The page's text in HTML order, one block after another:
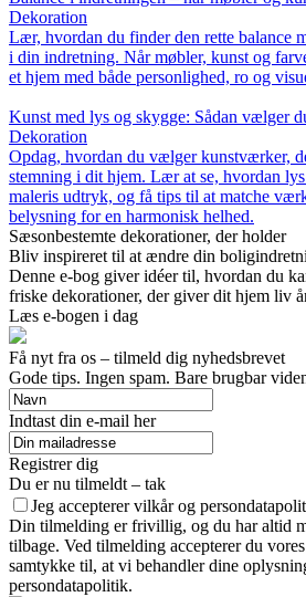
Dekoration
Lær, hvordan du finder den rette balance
i din indretning. Når møbler, kunst og
et hjem med både personlighed, ro og
Kunst med lys og skygge: Sådan vælger
Dekoration
Opdag, hvordan du vælger kunstværker,
stemning i dit hjem. Lær at se, hvordan
maleris udtryk, og få tips til at matche
belysning for en harmonisk helhed.
Sæsonbestemte dekorationer, der holder
Bliv inspireret til at ændre din
Denne e-bog giver idéer til, hvordan du
friske dekorationer, der giver dit hjem liv
Læs e-bogen i dag
Få nyt fra os – tilmeld dig nyhedsbrevet
Gode tips. Ingen spam. Bare brugbar
Indtast din e-mail her
Registrer dig
Du er nu tilmeldt – tak
Jeg accepterer vilkår og
Din tilmelding er frivillig, og du har altid
tilbage. Ved tilmelding accepterer du
samtykke til, at vi behandler dine
persondatapolitik.